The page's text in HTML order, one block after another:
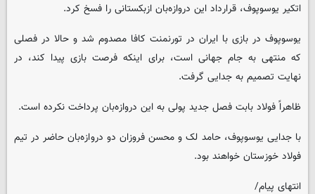
اتکیر یوسوپوف، قرارداد این دروازه‌بان ازبکستانی را فسخ کرد.
یوسوپوف در بازی با ایران در تورنمنت کافا مصدوم شد و حالا در فصلی
که منتهی به جام جهانی است، برای اینکه فرصت بازی پیدا کند، در
نهایت تصمیم به جدایی گرفت.
ظاهراً فولاد بابت فصل جدید پولی به این دروازه‌بان پرداخت نکرده است.
با جدایی یوسوپوف، حامد لک و محسن فروزان دو دروازه‌بان حاضر در تیم
فولاد خوزستان خواهند بود.
انتهای پیام/